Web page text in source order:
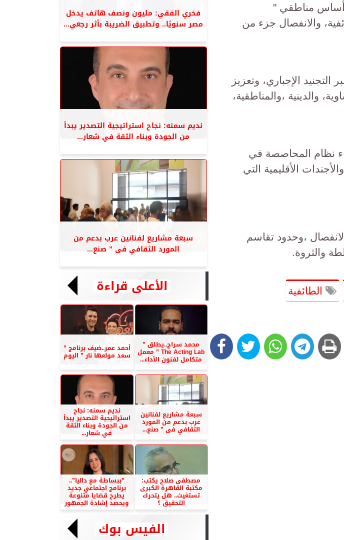
أساس مناطقي "
والانفصال جزء من
الإجباري، وتعزيز
والدينية ،والمناطقية،
نظام المحاصصة في
الأقليمية التي
،وحدود تقاسم
والثروة.
الطائفية
فخري الفقي: مليون ونصف هاتف يدخل
مصر سنويًا.. وتطبيق الضريبة بأثر رجعي...
نديم سمنه: نجاح استراتيجية التصدير يبدأ
من الجودة وبناء الثقة في شعار...
سبعة مشاريع لفنانين عرب بدعم من
المورد الثقافي فى ” صنع...
الأعلى قراءة
محمد سراج..يطلق ”
The Acting Lab ” معمل
متكامل لفنون الأداء...
أحمد عمر..ضيف برنامج ”
سعد مولعها نار ” اليوم
سبعة مشاريع لفنانين
عرب بدعم من المورد
الثقافي فى ” صنع...
نديم سمنه: نجاح
استراتيجية التصدير يبدأ
من الجودة وبناء الثقة
في شعار...
مصطفى صلاح يكتب:
مكتبة القاهرة الكبرى
تستغيث.. هل يتحرك
التحقيق ؟
”ببساطة مع داليا”..
برنامج اجتماعي جديد
يطرح قضايا متنوعة
ويحصد إشادة الجمهور
الفيس بوك